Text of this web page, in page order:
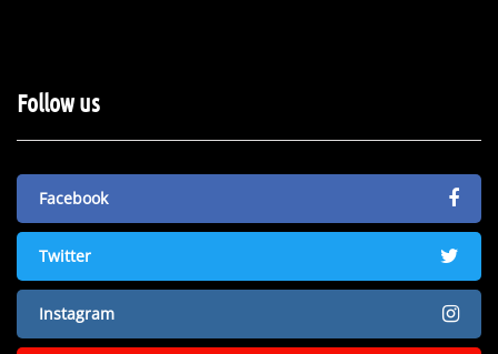
Follow us
Facebook
Twitter
Instagram